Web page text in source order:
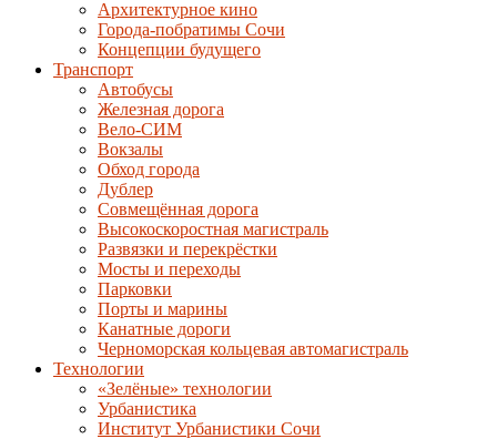
Архитектурное кино
Города-побратимы Сочи
Концепции будущего
Транспорт
Автобусы
Железная дорога
Вело-СИМ
Вокзалы
Обход города
Дублер
Совмещённая дорога
Высокоскоростная магистраль
Развязки и перекрёстки
Мосты и переходы
Парковки
Порты и марины
Канатные дороги
Черноморская кольцевая автомагистраль
Технологии
«Зелёные» технологии
Урбанистика
Институт Урбанистики Сочи